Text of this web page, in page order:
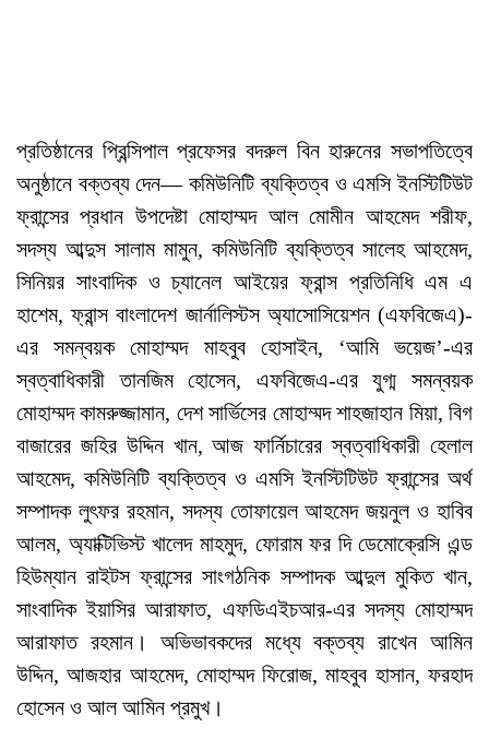
প্রতিষ্ঠানের প্রিন্সিপাল প্রফেসর বদরুল বিন হারুনের সভাপতিত্বে
অনুষ্ঠানে বক্তব্য দেন— কমিউনিটি ব্যক্তিত্ব ও এমসি ইনস্টিটিউট
ফ্রান্সের প্রধান উপদেষ্টা মোহাম্মদ আল মোমীন আহমেদ শরীফ,
সদস্য আব্দুস সালাম মামুন, কমিউনিটি ব্যক্তিত্ব সালেহ আহমেদ,
সিনিয়র সাংবাদিক ও চ্যানেল আইয়ের ফ্রান্স প্রতিনিধি এম এ
হাশেম, ফ্রান্স বাংলাদেশ জার্নালিস্টস অ্যাসোসিয়েশন (এফবিজেএ)-
এর সমন্বয়ক মোহাম্মদ মাহবুব হোসাইন, ‘আমি ভয়েজ’-এর
স্বত্বাধিকারী তানজিম হোসেন, এফবিজেএ-এর যুগ্ম সমন্বয়ক
মোহাম্মদ কামরুজ্জামান, দেশ সার্ভিসের মোহাম্মদ শাহজাহান মিয়া, বিগ
বাজারের জহির উদ্দিন খান, আজ ফার্নিচারের স্বত্বাধিকারী হেলাল
আহমেদ, কমিউনিটি ব্যক্তিত্ব ও এমসি ইনস্টিটিউট ফ্রান্সের অর্থ
সম্পাদক লুৎফর রহমান, সদস্য তোফায়েল আহমেদ জয়নুল ও হাবিব
আলম, অ্যাক্টিভিস্ট খালেদ মাহমুদ, ফোরাম ফর দি ডেমোক্রেসি এন্ড
হিউম্যান রাইটস ফ্রান্সের সাংগঠনিক সম্পাদক আব্দুল মুকিত খান,
সাংবাদিক ইয়াসির আরাফাত, এফডিএইচআর-এর সদস্য মোহাম্মদ
আরাফাত রহমান। অভিভাবকদের মধ্যে বক্তব্য রাখেন আমিন
উদ্দিন, আজহার আহমেদ, মোহাম্মদ ফিরোজ, মাহবুব হাসান, ফরহাদ
হোসেন ও আল আমিন প্রমুখ।